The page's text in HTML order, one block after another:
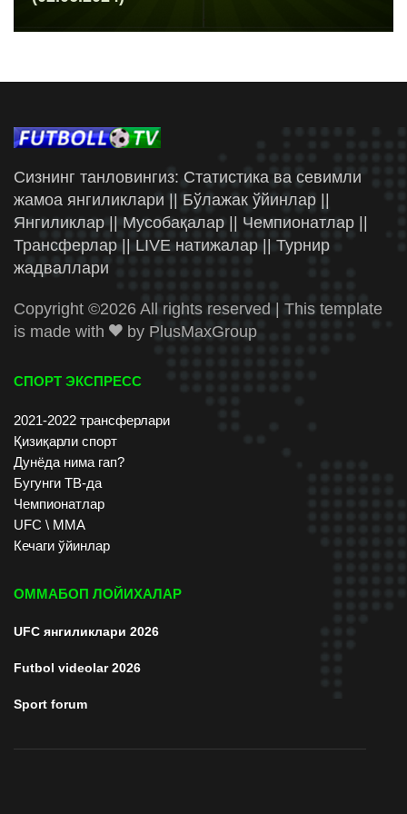
Сизнинг танловингиз: Статистика ва севимли
жамоа янгиликлари || Бўлажак ўйинлар ||
Янгиликлар || Мусобақалар || Чемпионатлар ||
Трансферлар || LIVE натижалар || Турнир
жадваллари
Copyright ©2026 All rights reserved | This template
is made with
by PlusMaxGroup
СПОРТ ЭКСПРЕСС
2021-2022 трансферлари
Қизиқарли спорт
Дунёда нима гап?
Бугунги ТВ-да
Чемпионатлар
UFC \ ММА
Кечаги ўйинлар
ОММАБОП ЛОЙИХАЛАР
UFC янгиликлари 2026
Futbol videolar 2026
Sport forum